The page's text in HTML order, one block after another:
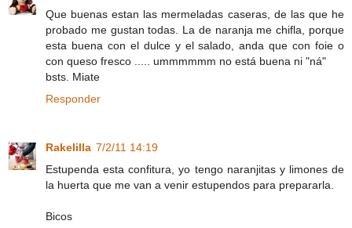
Que buenas estan las mermeladas caseras, de las que he
probado me gustan todas. La de naranja me chifla, porque
esta buena con el dulce y el salado, anda que con foie o
con queso fresco ..... ummmmmm no está buena ni "ná"
bsts. Miate
Responder
Rakelilla 7/2/11 14:19
Estupenda esta confitura, yo tengo naranjitas y limones de
la huerta que me van a venir estupendos para prepararla.
Bicos